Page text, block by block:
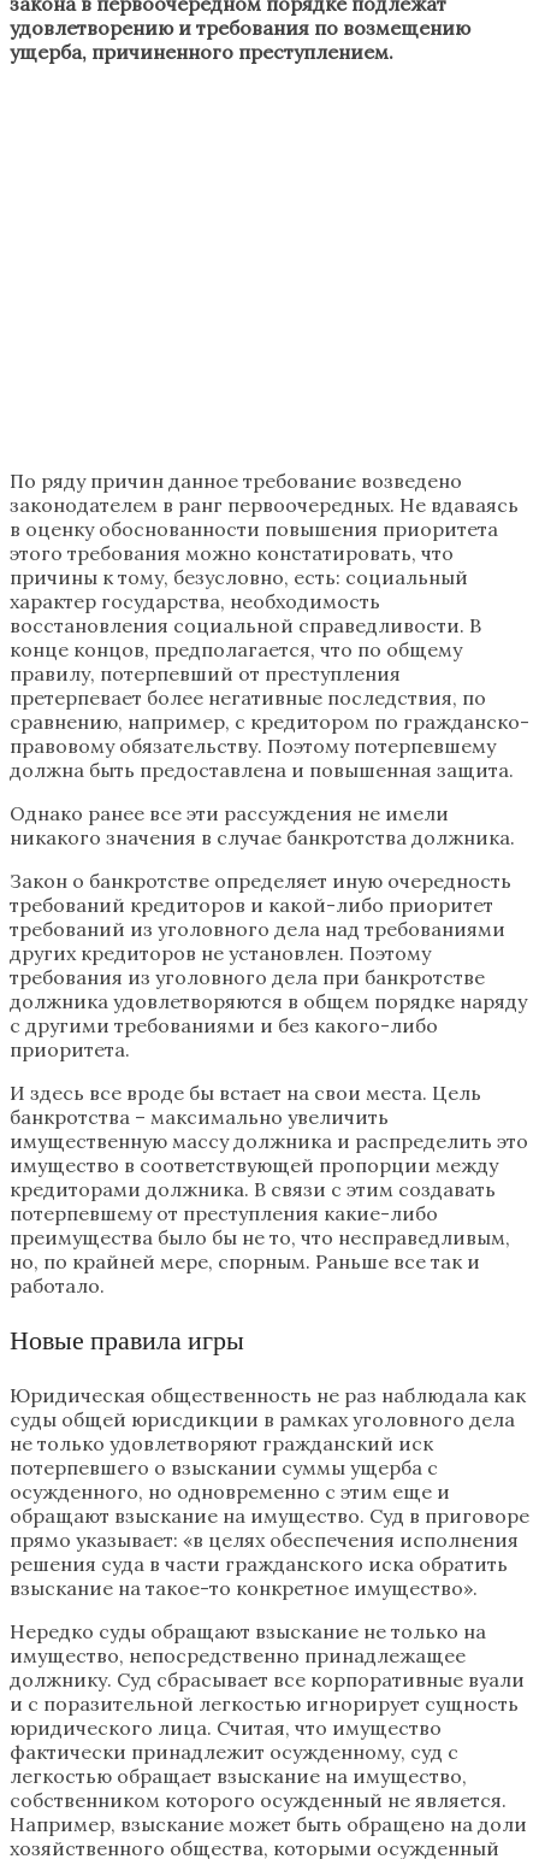
удовлетворению и требования по возмещению
ущерба, причиненного преступлением.
По ряду причин данное требование возведено
законодателем в ранг первоочередных. Не вдаваясь
в оценку обоснованности повышения приоритета
этого требования можно констатировать, что
причины к тому, безусловно, есть: социальный
характер государства, необходимость
восстановления социальной справедливости. В
конце концов, предполагается, что по общему
правилу, потерпевший от преступления
претерпевает более негативные последствия, по
сравнению, например, с кредитором по гражданско-
правовому обязательству. Поэтому потерпевшему
должна быть предоставлена и повышенная защита.
Однако ранее все эти рассуждения не имели
никакого значения в случае банкротства должника.
Закон о банкротстве определяет иную очередность
требований кредиторов и какой-либо приоритет
требований из уголовного дела над требованиями
других кредиторов не установлен. Поэтому
требования из уголовного дела при банкротстве
должника удовлетворяются в общем порядке наряду
с другими требованиями и без какого-либо
приоритета.
И здесь все вроде бы встает на свои места. Цель
банкротства – максимально увеличить
имущественную массу должника и распределить это
имущество в соответствующей пропорции между
кредиторами должника. В связи с этим создавать
потерпевшему от преступления какие-либо
преимущества было бы не то, что несправедливым,
но, по крайней мере, спорным. Раньше все так и
работало.
Новые правила игры
Юридическая общественность не раз наблюдала как
суды общей юрисдикции в рамках уголовного дела
не только удовлетворяют гражданский иск
потерпевшего о взыскании суммы ущерба с
осужденного, но одновременно с этим еще и
обращают взыскание на имущество. Суд в приговоре
прямо указывает: «в целях обеспечения исполнения
решения суда в части гражданского иска обратить
взыскание на такое-то конкретное имущество».
Нередко суды обращают взыскание не только на
имущество, непосредственно принадлежащее
должнику. Суд сбрасывает все корпоративные вуали
и с поразительной легкостью игнорирует сущность
юридического лица. Считая, что имущество
фактически принадлежит осужденному, суд с
легкостью обращает взыскание на имущество,
собственником которого осужденный не является.
Например, взыскание может быть обращено на доли
хозяйственного общества, которыми осужденный